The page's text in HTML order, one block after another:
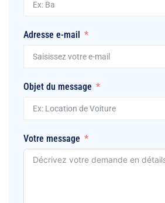
Adresse e-mail
Objet du message
Votre message